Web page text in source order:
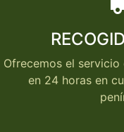
Ofrecemos el
en 24 horas en